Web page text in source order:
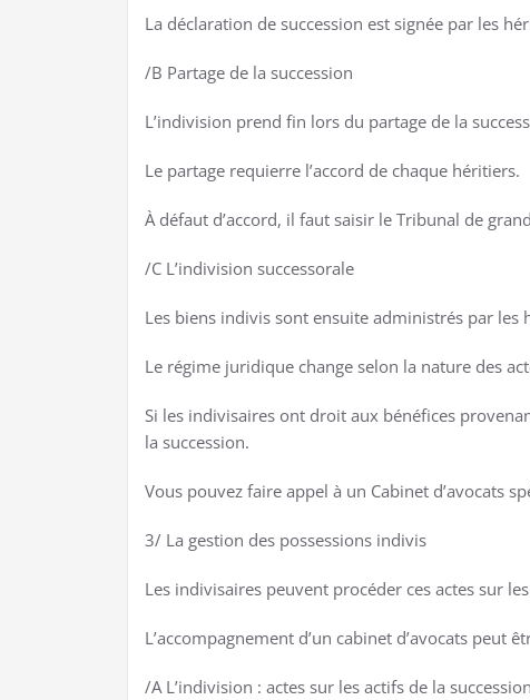
La déclaration de succession est signée par les
/B Partage de la succession
L’indivision prend fin lors du partage de la
Le partage requierre l’accord de chaque héritiers.
À défaut d’accord, il faut saisir le Tribunal de
/C L’indivision successorale
Les biens indivis sont ensuite administrés par les
Le régime juridique change selon la nature des
Si les indivisaires ont droit aux bénéfices
la succession.
Vous pouvez faire appel à un Cabinet d’avocats
3/ La gestion des possessions indivis
Les indivisaires peuvent procéder ces actes sur
L’accompagnement d’un cabinet d’avocats peut
/A L’indivision : actes sur les actifs de la succession